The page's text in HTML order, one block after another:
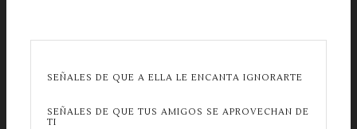
SEÑALES DE QUE A ELLA LE ENCANTA IGNORARTE
SEÑALES DE QUE TUS AMIGOS SE APROVECHAN DE
TI